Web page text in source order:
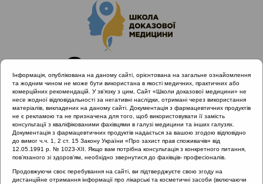
Головна
Матеріали за МКХ-11
10 Хвороби вуха та соскоподібного відростка
Необхідність проведення парацентезу
Інформація, опублікована на даному сайті, орієнтована на загальне ознайомлення
та жодним чином не може бути використана в якості медичних, практичних або
комерційних рекомендацій. У зв’язку з цим, Сайт «Школи доказової медицини» не
несе жодної відповідальності за негативні наслідки, отримані через використання
матеріалів, викладених на даному сайті. Документація з фармацевтичних продуктів
не є рекламою та не призначена для того, щоб використовувати її замість
консультації з кваліфікованими фахівцями в галузі медицини та інших галузях.
Документація з фармацевтичних продуктів надається за вашою згодою відповідно
до вимог ч.ч. 1, 2 ст. 15 Закону України «Про захист прав споживачів» від
12.05.1991 р. № 1023-XII. Якщо вам потрібна консультація з конкретного питання,
пов’язаного зі здоров’ям, необхідно звернутися до фахівців- професіоналів.
Продовжуючи своє перебування на сайті, ви підтверджуєте свою згоду на
дистанційне отримання інформації про лікарські та косметичні засоби (включаючи